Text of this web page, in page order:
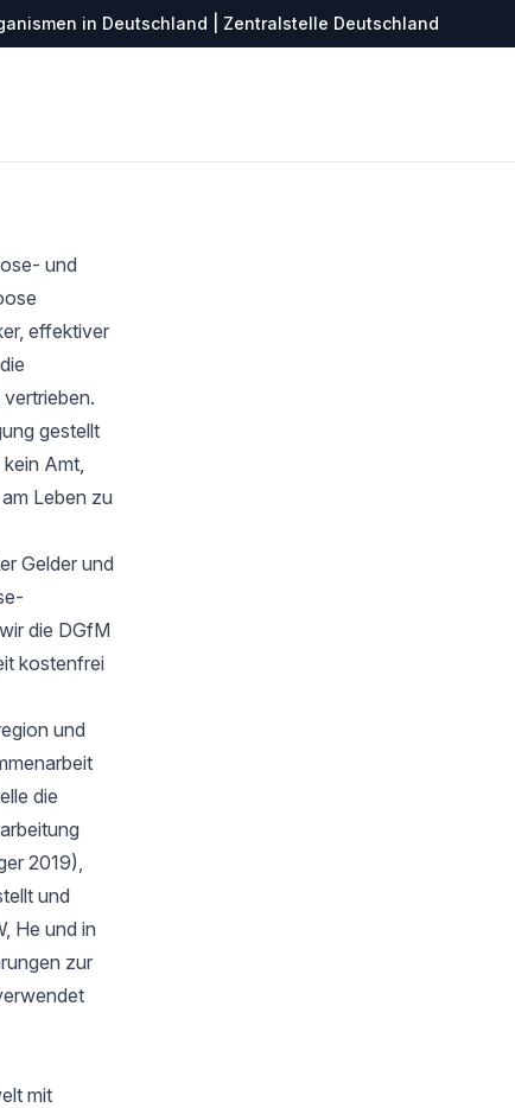
in Deutschland | Zentralstelle Deutschland
und
effektiver
gestellt
Amt,
Leben zu
Gelder und
die DGfM
kostenfrei
und
die
2019),
und
He und in
zur
mit